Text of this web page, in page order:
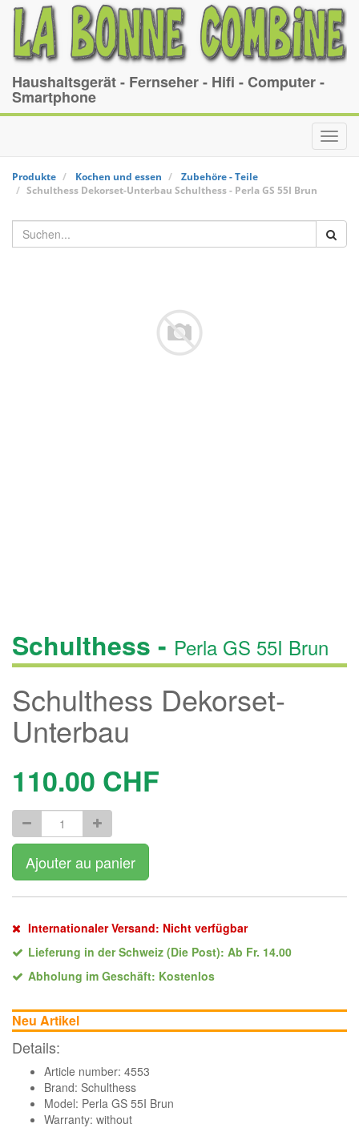
Haushaltsgerät - Fernseher - Hifi - Computer -
Smartphone
Produkte Kochen und essen
Zubehöre - Teile
Schulthess Dekorset-Unterbau Schulthess- Perla GS 55I Brun
Schulthess - Perla GS 55I Brun
Schulthess Dekorset-
Unterbau
110.00 CHF
Ajouter au panier
Internationaler Versand: Nicht verfügbar
Lieferung in der Schweiz (Die Post): Ab Fr. 14.00
Abholung im Geschäft: Kostenlos
Neu Artikel
Details:
Article number: 4553
Brand: Schulthess
Model: Perla GS 55I Brun
Warranty: without